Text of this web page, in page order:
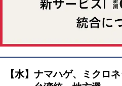
【水】ナマハゲ、ミクロ